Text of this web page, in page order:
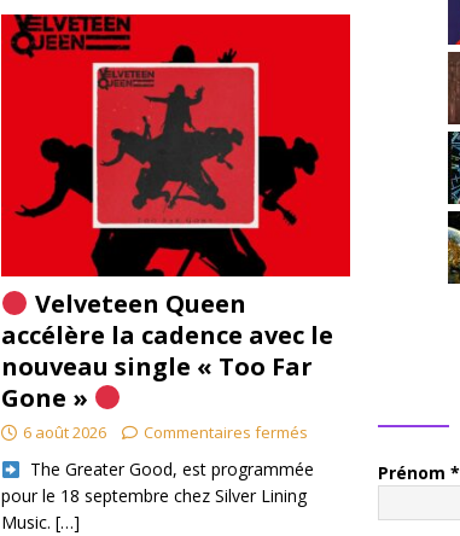
Velveteen Queen
accélère la cadence avec le
nouveau single « Too Far
Gone »
6 août 2026 Commentaires fermés
​ The Greater Good, est programmée
pour le 18 septembre chez Silver Lining
Music. […]
Prénom *